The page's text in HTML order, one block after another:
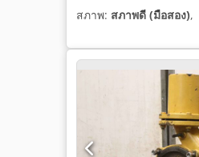
สภาพ: สภาพดี (มือสอง),